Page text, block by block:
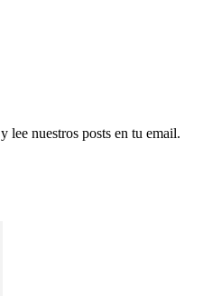
y lee nuestros posts en tu email.